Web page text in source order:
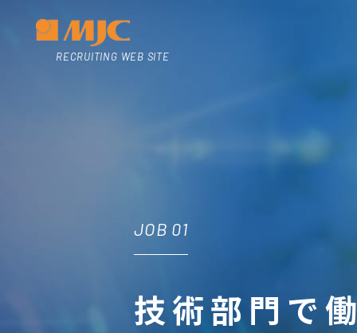
RECRUITING WEB SITE
JOB 01
技術部門で